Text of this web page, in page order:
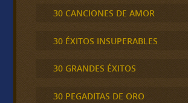
30 CANCIONES DE AMOR
30 ÉXITOS INSUPERABLES
30 GRANDES ÉXITOS
30 PEGADITAS DE ORO